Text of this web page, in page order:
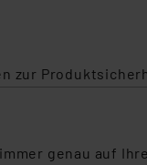
zur
genau auf